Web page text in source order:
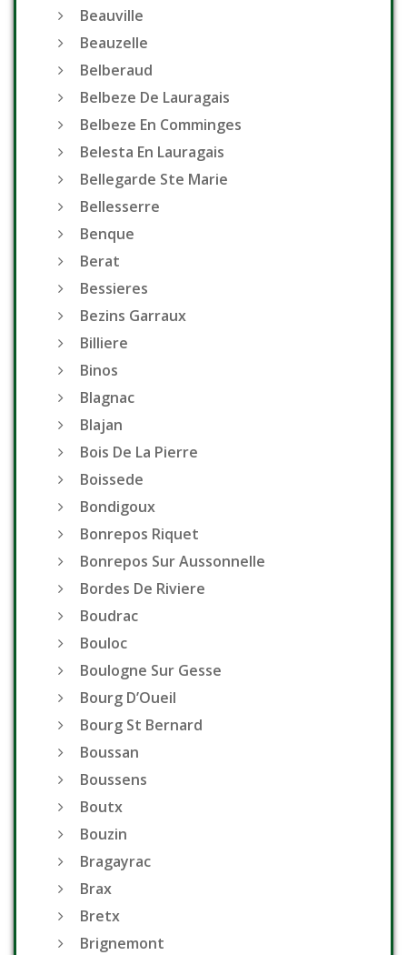
Beauville
Beauzelle
Belberaud
Belbeze De Lauragais
Belbeze En Comminges
Belesta En Lauragais
Bellegarde Ste Marie
Bellesserre
Benque
Berat
Bessieres
Bezins Garraux
Billiere
Binos
Blagnac
Blajan
Bois De La Pierre
Boissede
Bondigoux
Bonrepos Riquet
Bonrepos Sur Aussonnelle
Bordes De Riviere
Boudrac
Bouloc
Boulogne Sur Gesse
Bourg D’Oueil
Bourg St Bernard
Boussan
Boussens
Boutx
Bouzin
Bragayrac
Brax
Bretx
Brignemont